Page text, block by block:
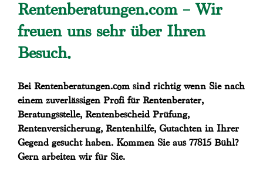
Rentenberatungen.com – Wir
freuen uns sehr über Ihren
Besuch.
Bei Rentenberatungen.com sind richtig wenn Sie nach
einem zuverlässigen Profi für Rentenberater,
Beratungsstelle, Rentenbescheid Prüfung,
Rentenversicherung, Rentenhilfe, Gutachten in Ihrer
Gegend gesucht haben. Kommen Sie aus 77815 Bühl?
Gern arbeiten wir für Sie.